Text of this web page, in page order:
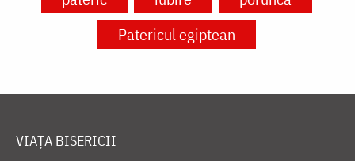
Patericul egiptean
VIAȚA BISERICII